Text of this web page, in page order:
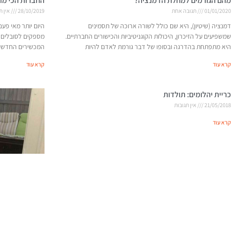
01/01/2020 תגובה אחת
דמנציה (שיטיון), היא שם כולל לשורה ארוכה של תסמינים
שמשפיעים על הזיכרון, היכולות הקוגניטיביות והכישורים החברתיים.
היא מתפתחת בהדרגה ובסופו של דבר גורמת לאדם להיות
קרא עוד
28/10/2019 אין
היום יותר מאי
מספקים
המכשירים
קרא עוד
כריית יהלומים: תולדות
21/05/2018 אין תגובות
קרא עוד